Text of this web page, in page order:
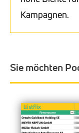
Kampagnen.
Sie möchten